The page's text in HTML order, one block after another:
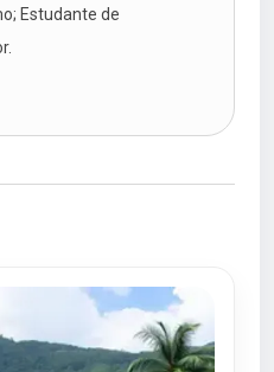
Estudante de